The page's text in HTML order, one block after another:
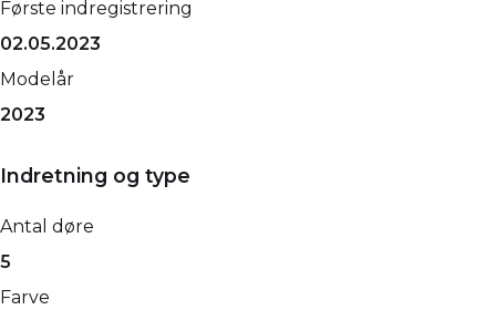
Første indregistrering
02.05.2023
Modelår
2023
Indretning og type
Antal døre
5
Farve